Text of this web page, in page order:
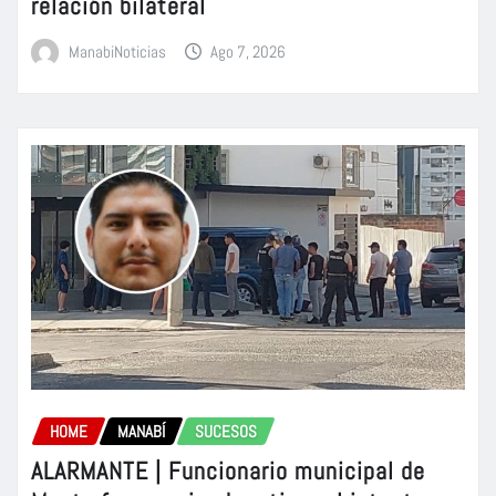
ManabiNoticias Ago 7, 2026
HOME MANABÍ SUCESOS
ALARMANTE | Funcionario municipal de